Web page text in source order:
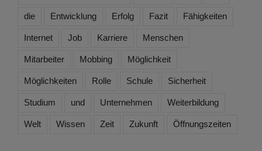
die Entwicklung Erfolg Fazit Fähigkeiten
Internet Job Karriere Menschen
Mitarbeiter Mobbing Möglichkeit
Möglichkeiten Rolle Schule Sicherheit
Studium und Unternehmen Weiterbildung
Welt Wissen Zeit Zukunft Öffnungszeiten